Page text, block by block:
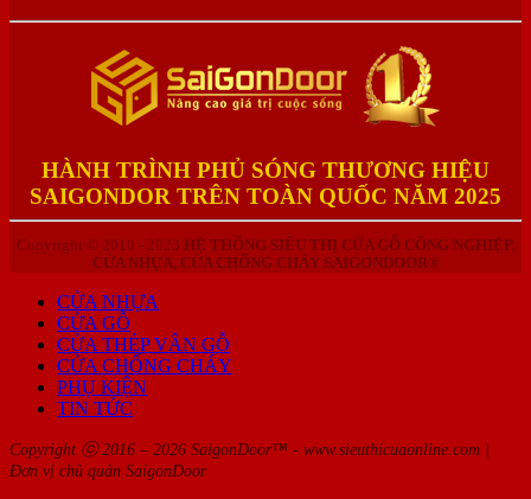
HÀNH TRÌNH PHỦ SÓNG THƯƠNG HIỆU
SAIGONDOR TRÊN TOÀN QUỐC NĂM 2025
Copyright © 2010 - 2023 HỆ THỐNG SIÊU THỊ CỬA GỖ CÔNG NGHIỆP,
CỬA NHỰA, CỬA CHỐNG CHÁY SAIGONDOOR®
CỬA NHỰA
CỬA GỖ
CỬA THÉP VÂN GỖ
CỬA CHỐNG CHÁY
PHỤ KIỆN
TIN TỨC
Copyright ⓒ 2016 – 2026 SaigonDoor™ - www.sieuthicuaonline.com |
Đơn vị chủ quản SaigonDoor